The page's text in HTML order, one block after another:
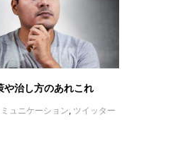
や治し方のあれこれ
ミュニケーション ツイッター